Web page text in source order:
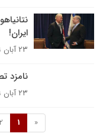
ايران!
۲۳ آبان ۱۳۸۹
نامزد
۲۳ آبان ۱۳۸۹
«
1
2